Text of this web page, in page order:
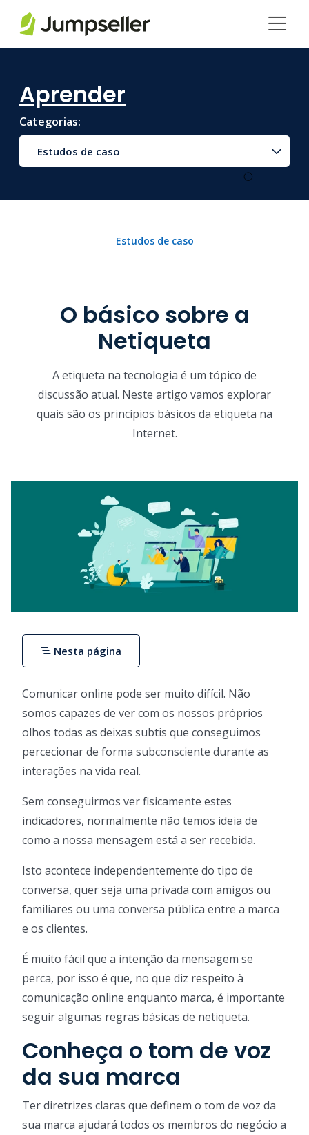
Aprender
Categorias:
Estudos de caso
Estudos de caso
O básico sobre a
Netiqueta
A etiqueta na tecnologia é um tópico de
discussão atual. Neste artigo vamos explorar
quais são os princípios básicos da etiqueta na
Internet.
Comunicar online pode ser muito difícil. Não
somos capazes de ver com os nossos próprios
olhos todas as deixas subtis que conseguimos
percecionar de forma subconsciente durante as
interações na vida real.
Sem conseguirmos ver fisicamente estes
indicadores, normalmente não temos ideia de
como a nossa mensagem está a ser recebida.
Isto acontece independentemente do tipo de
conversa, quer seja uma privada com amigos ou
familiares ou uma conversa pública entre a marca
e os clientes.
É muito fácil que a intenção da mensagem se
perca, por isso é que, no que diz respeito à
comunicação online enquanto marca, é importante
seguir algumas regras básicas de netiqueta.
Conheça o tom de voz
da sua marca
Ter diretrizes claras que definem o tom de voz da
sua marca ajudará todos os membros do negócio a
Nesta página